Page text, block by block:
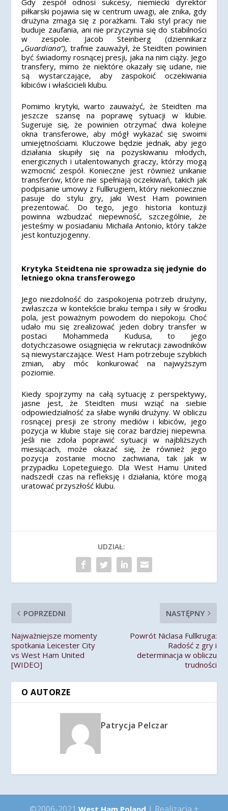
Gdy zespół odnosi sukcesy, niemiecki dyrektor
piłkarski pojawia się w centrum uwagi, ale znika, gdy
drużyna zmaga się z porażkami. Taki styl pracy nie
buduje zaufania, ani nie przyczynia się do stabilności
w zespole. Jacob Steinberg (dziennikarz
„Guardiana”), trafnie zauważył, że Steidten powinien
być świadomy rosnącej presji, jaka na nim ciąży. Jego
transfery, mimo że niektóre okazały się udane, nie
są wystarczające, aby zaspokoić oczekiwania
kibiców i właścicieli klubu.
Pomimo krytyki, warto zauważyć, że Steidten ma
jeszcze szansę na poprawę sytuacji w klubie.
Sugeruje się, że powinien otrzymać dwa kolejne
okna transferowe, aby mógł wykazać się swoimi
umiejętnościami. Kluczowe będzie jednak, aby jego
działania skupiły się na pozyskiwaniu młodych,
energicznych i utalentowanych graczy, którzy mogą
wzmocnić zespół. Konieczne jest również unikanie
transferów, które nie spełniają oczekiwań, takich jak
podpisanie umowy z Fullkrugiem, który niekoniecznie
pasuje do stylu gry, jaki West Ham powinien
prezentować. Do tego, jego historia kontuzji
powinna wzbudzać niepewność, szczególnie, że
jesteśmy w posiadaniu Michaila Antonio, który także
jest kontuzjogenny.
Krytyka Steidtena nie sprowadza się jedynie do
letniego okna transferowego
Jego niezdolność do zaspokojenia potrzeb drużyny,
zwłaszcza w kontekście braku tempa i siły w środku
pola, jest poważnym powodem do niepokoju. Choć
udało mu się zrealizować jeden dobry transfer w
postaci Mohammeda Kudusa, to jego
dotychczasowe osiągnięcia w rekrutacji zawodników
są niewystarczające. West Ham potrzebuje szybkich
zmian, aby móc konkurować na najwyższym
poziomie.
Kiedy spojrzymy na całą sytuację z perspektywy,
jasne jest, że Steidten musi wziąć na siebie
odpowiedzialność za słabe wyniki drużyny. W obliczu
rosnącej presji ze strony mediów i kibiców, jego
pozycja w klubie staje się coraz bardziej niepewna.
Jeśli nie zdoła poprawić sytuacji w najbliższych
miesiącach, może okazać się, że również jego
pozycja zostanie mocno zachwiana, tak jak w
przypadku Lopeteguiego. Dla West Hamu United
nadszedł czas na refleksję i działania, które mogą
uratować przyszłość klubu.
UDZIAŁ:
POPRZEDNI
Najważniejsze momenty
spotkania Leicester City
vs West Ham United
[WIDEO]
NASTĘPNY
Powrót Niclasa Fullkruga:
Radość z gry i
determinacja w obliczu
trudności
O AUTORZE
Patrycja Pelczar
West Ham Poland